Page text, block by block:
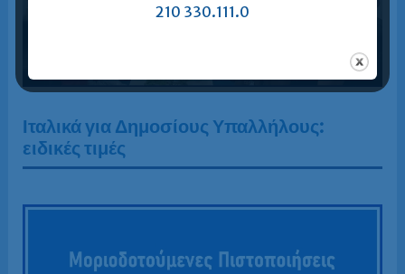
Ιταλικά για Δημοσίους Υπαλλήλους:
ειδικές τιμές
210 330.111.0